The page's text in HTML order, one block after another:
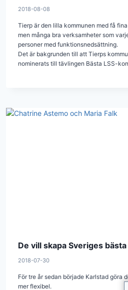
2018-08-08
Tierp är den lilla kommunen med få
men många bra verksamheter som
personer med funktionsnedsättning.
Det är bakgrunden till att Tierps
nominerats till tävlingen Bästa LSS-
De vill skapa Sveriges
2018-07-30
För tre år sedan började Karlstad göra
mer flexibel.